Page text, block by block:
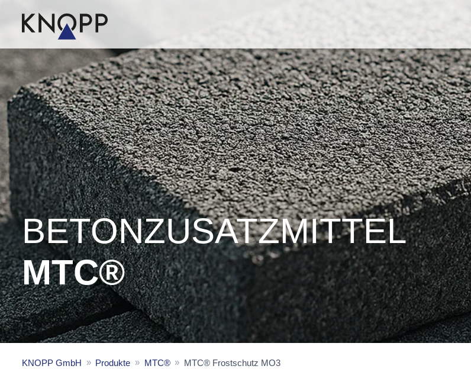
BETON­ZUSATZ­MITTEL
MTC®
KNOPP GmbH Produkte MTC® MTC® Frostschutz MO3